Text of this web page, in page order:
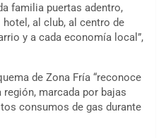
familia puertas adentro,
al club, al centro de
y a cada economía local”,
de Zona Fría “reconoce
región, marcada por bajas
consumos de gas durante